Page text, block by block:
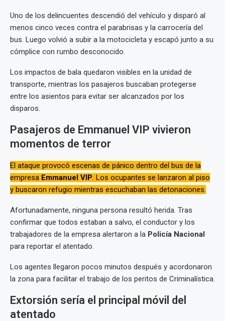
Uno de los delincuentes descendió del vehículo y disparó al
menos cinco veces contra el parabrisas y la carrocería del
bus. Luego volvió a subir a la motocicleta y escapó junto a su
cómplice con rumbo desconocido.
Los impactos de bala quedaron visibles en la unidad de
transporte, mientras los pasajeros buscaban protegerse
entre los asientos para evitar ser alcanzados por los
disparos.
Pasajeros de Emmanuel VIP vivieron
momentos de terror
El ataque provocó escenas de pánico dentro del bus de la
empresa Emmanuel VIP. Los ocupantes se lanzaron al piso
y buscaron refugio mientras escuchaban las detonaciones.
Afortunadamente, ninguna persona resultó herida. Tras
confirmar que todos estaban a salvo, el conductor y los
trabajadores de la empresa alertaron a la Policía Nacional
para reportar el atentado.
Los agentes llegaron pocos minutos después y acordonaron
la zona para facilitar el trabajo de los peritos de Criminalística.
Extorsión sería el principal móvil del
atentado